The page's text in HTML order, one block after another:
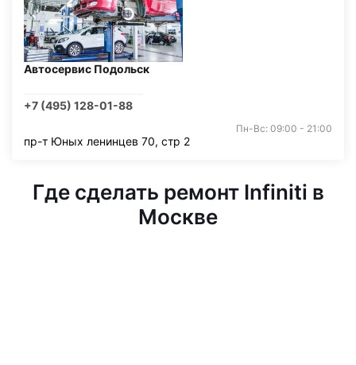
Автосервис Подольск
+7 (495) 128-01-88
Пн-Вс: 09:00 - 21:00
пр-т Юных ленинцев 70, стр 2
Где сделать ремонт Infiniti в
Москве